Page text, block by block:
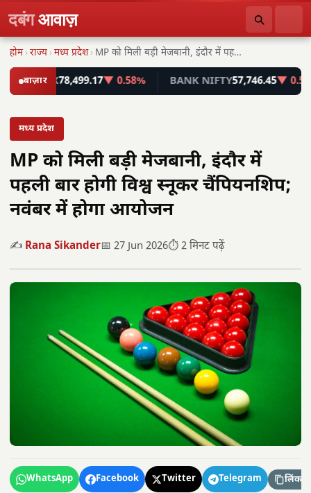
दबंगआवाज़
होम ›राज्य ›मध्य प्रदेश › MP को मिली बड़ी मेजबानी, इंदौर में पहली…
बाज़ार
78,499.17▼ 0.58% BANK NIFTY57,746.45▼ 0.55%
मध्य प्रदेश
MP को मिली बड़ी मेजबानी, इंदौर में
पहली बार होगी विश्व स्नूकर चैंपियनशिप;
नवंबर में होगा आयोजन
✍️ Rana Sikander📅 27 Jun 2026⏱️ 2 मिनट पढ़ें
WhatsApp Facebook Twitter Telegram लिंक